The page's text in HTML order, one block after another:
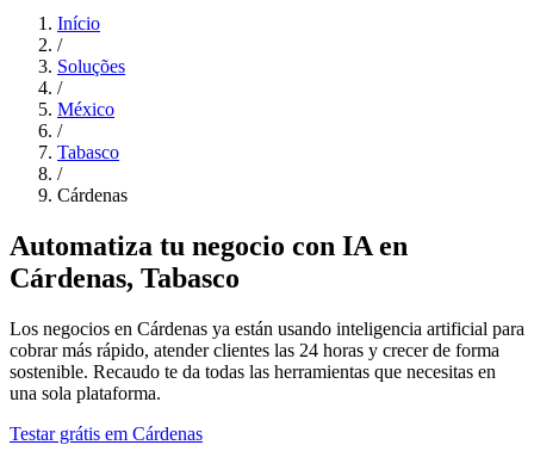
Início
/
Soluções
/
México
/
Tabasco
/
Cárdenas
Automatiza tu negocio con IA en
Cárdenas, Tabasco
Los negocios en Cárdenas ya están usando inteligencia artificial para
cobrar más rápido, atender clientes las 24 horas y crecer de forma
sostenible. Recaudo te da todas las herramientas que necesitas en
una sola plataforma.
Testar grátis em Cárdenas